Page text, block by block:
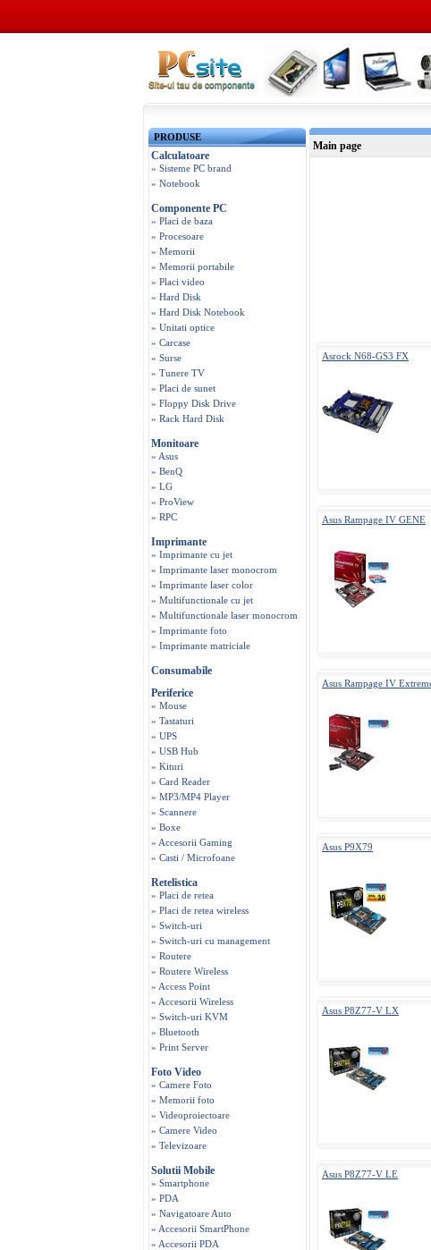
PRODUSE
Calculatoare
» Sisteme PC brand
» Notebook
Componente PC
» Placi de baza
» Procesoare
» Memorii
» Memorii portabile
» Placi video
» Hard Disk
» Hard Disk Notebook
» Unitati optice
» Carcase
» Surse
» Tunere TV
» Placi de sunet
» Floppy Disk Drive
» Rack Hard Disk
Monitoare
» Asus
» BenQ
» LG
» ProView
» RPC
Imprimante
» Imprimante cu jet
» Imprimante laser monocrom
» Imprimante laser color
» Multifunctionale cu jet
» Multifunctionale laser monocrom
» Imprimante foto
» Imprimante matriciale
Consumabile
Periferice
» Mouse
» Tastaturi
» UPS
» USB Hub
» Kituri
» Card Reader
» MP3/MP4 Player
» Scannere
» Boxe
» Accesorii Gaming
» Casti / Microfoane
Retelistica
» Placi de retea
» Placi de retea wireless
» Switch-uri
» Switch-uri cu management
» Routere
» Routere Wireless
» Access Point
» Accesorii Wireless
» Switch-uri KVM
» Bluetooth
» Print Server
Foto Video
» Camere Foto
» Memorii foto
» Videoproiectoare
» Camere Video
» Televizoare
Solutii Mobile
» Smartphone
» PDA
» Navigatoare Auto
» Accesorii SmartPhone
» Accesorii PDA
Main page
Asrock N68-GS3 FX
Asus Rampage IV GENE
Asus Rampage IV
Asus P9X79
Asus P8Z77-V LX
Asus P8Z77-V LE